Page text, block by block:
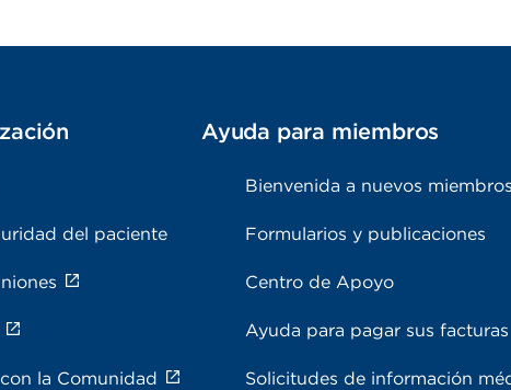
del paciente
la Comunidad
Ayuda para miembros
Bienvenida a nuevos miembros
Formularios y publicaciones
Centro de Apoyo
Ayuda para pagar sus facturas
Solicitudes de información